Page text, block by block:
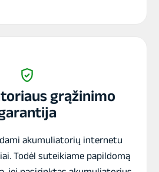
grąžinimo
akumuliatorių internetu
Todėl suteikiame papildomą